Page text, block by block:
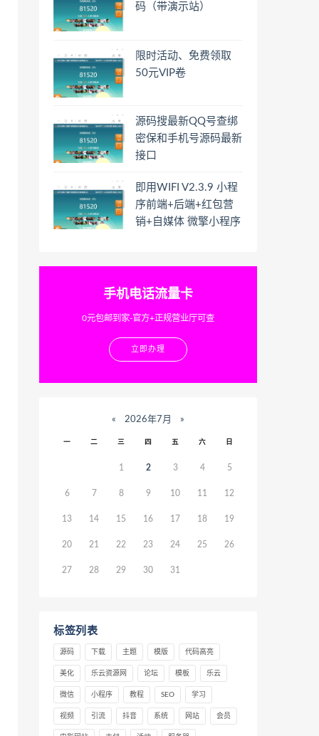
码（带演示站）
限时活动、免费领取
50元VIP卷
源码搜最新QQ号查绑
密保和手机号源码最新
接口
即用WIFI V2.3.9 小程
序前端+后端+红包营
销+自媒体 微擎小程序
手机电话流量卡
0元包邮到家-官方+正规营业厅可查
立即办理
« 2026年7月 »
一 二 三 四 五 六 日
1 2 3 4 5
6 7 8 9 10 11 12
13 14 15 16 17 18 19
20 21 22 23 24 25 26
27 28 29 30 31
标签列表
源码 下载 主题 模版 代码高亮
美化 乐云资源网 论坛 模板 乐云
微信 小程序 教程 SEO 学习
视频 引流 抖音 系统 网站 会员